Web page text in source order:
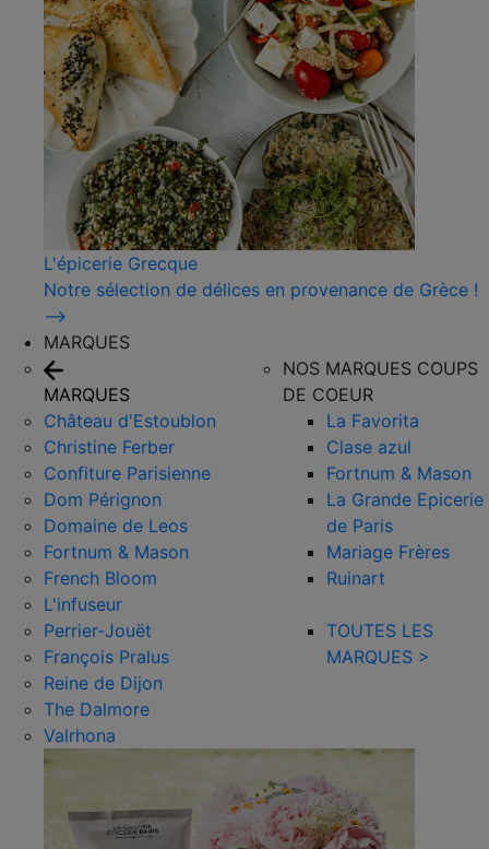
L'épicerie Grecque
Notre sélection de délices en provenance de Grèce !
⟶
MARQUES
MARQUES
Château d'Estoublon
Christine Ferber
Confiture Parisienne
Dom Pérignon
Domaine de Leos
Fortnum & Mason
French Bloom
L'infuseur
Perrier-Jouët
François Pralus
Reine de Dijon
The Dalmore
Valrhona
NOS MARQUES COUPS
DE COEUR
La Favorita
Clase azul
Fortnum & Mason
La Grande Epicerie
de Paris
Mariage Frères
Ruinart
TOUTES LES
MARQUES >